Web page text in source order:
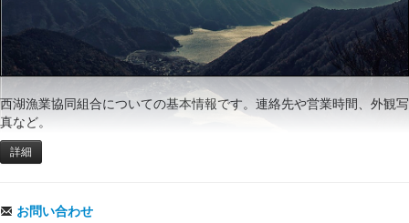
西湖漁業協同組合についての基本情報です。連絡先や営業時間、外観写
真など。
詳細
お問い合わせ